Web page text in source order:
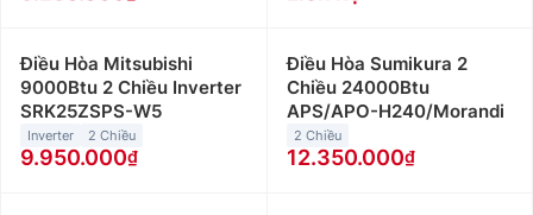
Điều Hòa Mitsubishi
9000Btu 2 Chiều Inverter
SRK25ZSPS-W5
Inverter 2 Chiều
9.950.000
Điều Hòa Sumikura 2
Chiều 24000Btu
APS/APO-H240/Morandi
2 Chiều
12.350.000